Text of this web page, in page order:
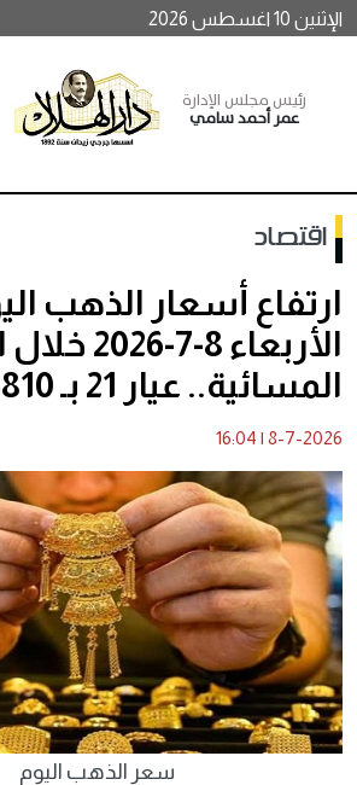
الإثنين 10 اغسطس 2026
رئيس مجلس الإدارة
عمر أحمد سامي
اقتصاد
ارتفاع أسعار الذهب
الأربعاء 8-
المسائية.. عيار 21 بـ 5810 جنيهات
8-7-2026
|
16:04
سعر الذهب اليوم